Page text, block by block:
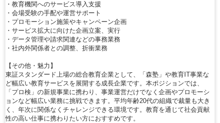
・教育機関へのサービス導入支援
・会場受験の手配や運営サポート
・プロモーション施策やキャンペーン企画
・サービス拡大に向けた企画立案、実行
・データ管理や請求関連などの事務業務
・社内外関係者との調整、折衝業務
【その他・魅力】
東証スタンダード上場の総合教育企業として、「森塾」や教育IT事業な
ど幅広い教育サービスを展開する成長企業です。本ポジションでは、
「プロ検」の新規事業に携わり、事業運営だけでなく企画やプロモーシ
ョンなど幅広い業務に挑戦できます。平均年齢20代の組織で裁量も大き
く、年次に関係なくチャレンジできる環境です。教育を通じて社会貢献
性の高い仕事に携わりたい方におすすめです。